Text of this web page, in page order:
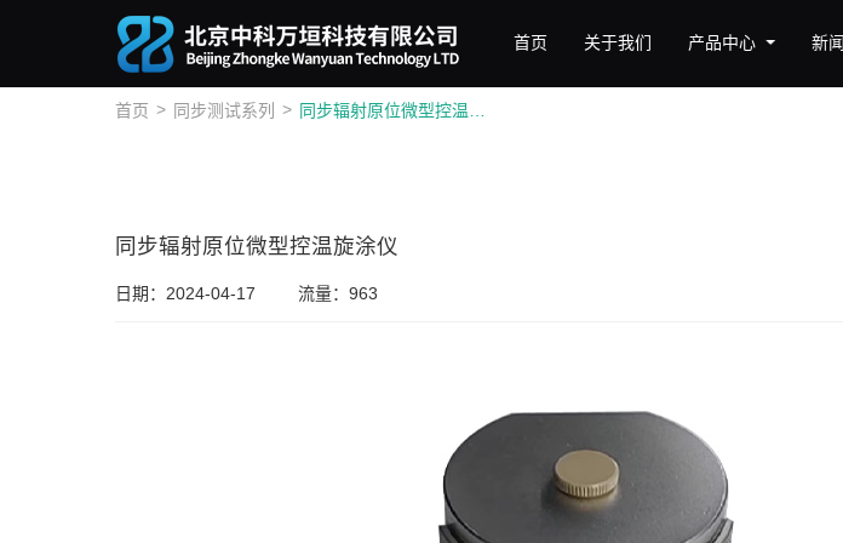
首页 关于我们 产品中心 新
首页 > 同步测试系列 >
同步辐射原位微型控温旋涂仪
日期：2024-04-17 流量：963